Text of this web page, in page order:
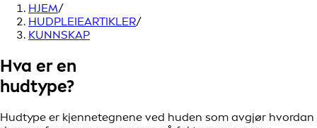
HJEM/
HUDPLEIEARTIKLER/
KUNNSKAP
Hva er en
hudtype?
Hudtype er kjennetegnene ved huden som avgjør hvordan